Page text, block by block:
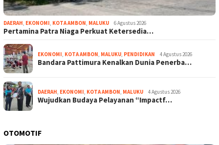
DAERAH EKONOMI KOTA AMBON MALUKU 6 Agustus 2026
Pertamina Patra Niaga Perkuat Ketersedia…
EKONOMI KOTA AMBON MALUKU PENDIDIKAN 4 Agustus 2026
Bandara Pattimura Kenalkan Dunia Penerba…
DAERAH EKONOMI KOTA AMBON MALUKU 4 Agustus 2026
Wujudkan Budaya Pelayanan “Impactf…
OTOMOTIF